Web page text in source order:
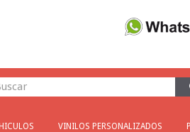
VINILOS PERSONALIZADOS